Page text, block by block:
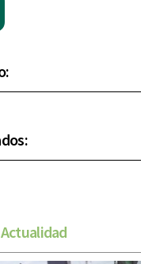
Actualidad